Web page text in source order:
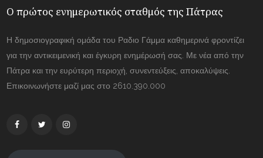
Ο πρώτος ενημερωτικός σταθμός της Πάτρας
Η δημοσιογραφική ομάδα του Ραδιο Γάμμα καθημερινά φροντίζει
για την αντικειμενική και έγκυρη ενημέρωσή σας. Με νέα από την
Πάτρα και την ευρύτερη περιοχή, συνεντεύξεις, αποκαλύψεις.
Επικοινωνήστε μαζί μας στο 2610.390.000